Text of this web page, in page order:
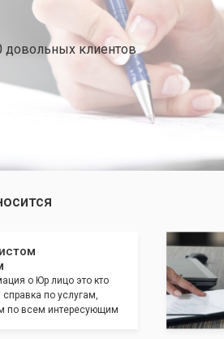
довольных клиентов
о Юр лицо это кто
по услугам,
по всем интересующим